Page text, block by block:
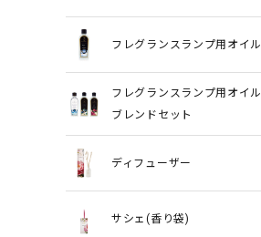
フレグランスランプ用オイル
フレグランスランプ用オイル
ブレンドセット
ディフューザー
サシェ(香り袋)